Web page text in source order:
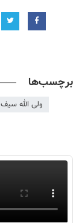
برچسب‌ها
ولی الله سیف